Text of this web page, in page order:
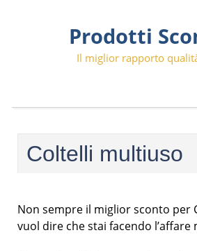
Prodotti
Il miglior rapporto
Coltelli multiuso
Non sempre il miglior sconto per
vuol dire che stai facendo l’affare